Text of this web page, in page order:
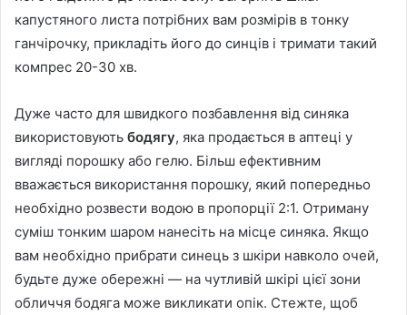
капустяного листа потрібних вам розмірів в тонку
ганчірочку, прикладіть його до синців і тримати такий
компрес 20-30 хв.
Дуже часто для швидкого позбавлення від синяка
використовують бодягу, яка продається в аптеці у
вигляді порошку або гелю. Більш ефективним
вважається використання порошку, який попередньо
необхідно розвести водою в пропорції 2:1. Отриману
суміш тонким шаром нанесіть на місце синяка. Якщо
вам необхідно прибрати синець з шкіри навколо очей,
будьте дуже обережні — на чутливій шкірі цієї зони
обличчя бодяга може викликати опік. Стежте, щоб